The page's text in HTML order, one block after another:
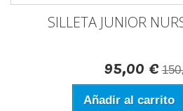
SILLETA JUNIOR
95,00 €
Añadir al carrito